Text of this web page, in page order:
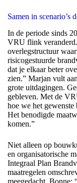
Samen in scenario’s
In de periode sinds
VRU flink
overlegstructuur
risicogestuurde
dat je elkaar beter
zien.” Marjan vult
grote uitdagingen.
gebleven. Met de
hoe we het
Het benodigde
komen.”
Niet alleen op
en organisatorische
Integraal Plan
maatregelen
meegedacht. Bonne: